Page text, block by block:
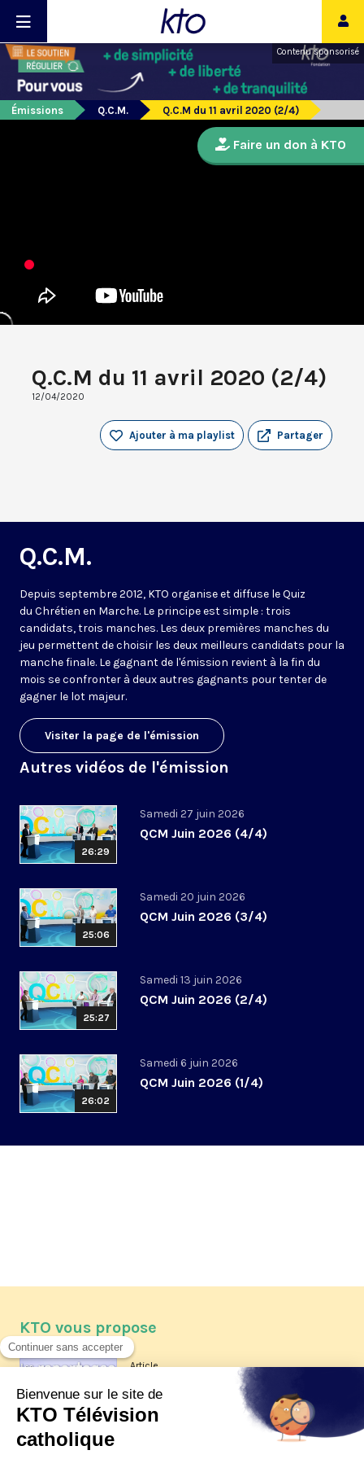
Contenu sponsorisé
Émissions Q.C.M. Q.C.M du 11 avril 2020 (2/4)
Q.C.M du 11 avril 2020 (2/4)
12/04/2020
Partager
Ajouter à ma playlist
Q.C.M.
Depuis septembre 2012, KTO organise et diffuse le Quiz
du Chrétien en Marche. Le principe est simple : trois
candidats, trois manches. Les deux premières manches du
jeu permettent de choisir les deux meilleurs candidats pour la
manche finale. Le gagnant de l'émission revient à la fin du
mois se confronter à deux autres gagnants pour tenter de
gagner le lot majeur.
Visiter la page de l'émission
Autres vidéos de l'émission
26:29
Samedi 27 juin 2026
QCM Juin 2026 (4/4)
25:06
Samedi 20 juin 2026
QCM Juin 2026 (3/4)
25:27
Samedi 13 juin 2026
QCM Juin 2026 (2/4)
26:02
Samedi 6 juin 2026
QCM Juin 2026 (1/4)
Faire un don à KTO
KTO vous propose
Article
Les reportages d'été 2026 de KTO